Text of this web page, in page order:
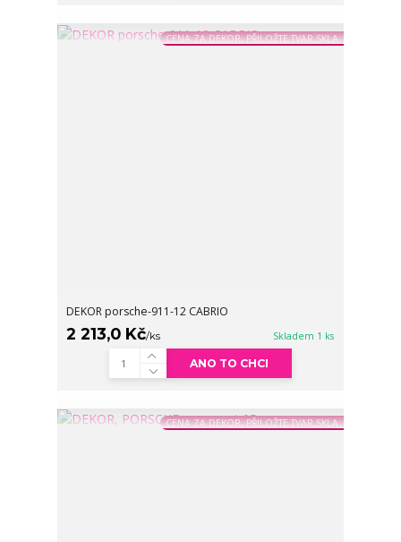
CENA ZA DEKOR, PŘILOŽTE TVAR SKLA
DEKOR porsche-911-12 CABRIO
2 213,0 Kč/ks Skladem 1 ks
ANO TO CHCI
CENA ZA DEKOR, PŘILOŽTE TVAR SKLA